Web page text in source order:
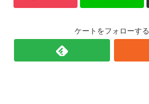
ケートをフォローする